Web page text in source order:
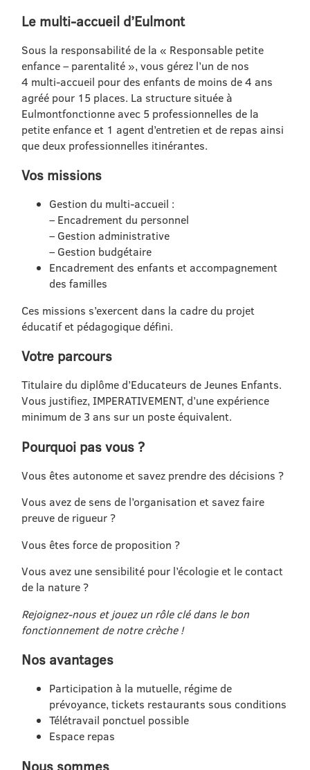
Le multi-accueil d’Eulmont
Sous la responsabilité de la « Responsable petite
enfance – parentalité », vous gérez l’un de nos
4 multi-accueil pour des enfants de moins de 4 ans
agréé pour 15 places. La structure située à
Eulmontfonctionne avec 5 professionnelles de la
petite enfance et 1 agent d’entretien et de repas ainsi
que deux professionnelles itinérantes.
Vos missions
Gestion du multi-accueil :
– Encadrement du personnel
– Gestion administrative
– Gestion budgétaire
Encadrement des enfants et accompagnement
des familles
Ces missions s’exercent dans la cadre du projet
éducatif et pédagogique défini.
Votre parcours
Titulaire du diplôme d’Educateurs de Jeunes Enfants.
Vous justifiez, IMPERATIVEMENT, d’une expérience
minimum de 3 ans sur un poste équivalent.
Pourquoi pas vous ?
Vous êtes autonome et savez prendre des décisions ?
Vous avez de sens de l’organisation et savez faire
preuve de rigueur ?
Vous êtes force de proposition ?
Vous avez une sensibilité pour l’écologie et le contact
de la nature ?
Rejoignez-nous et jouez un rôle clé dans le bon
fonctionnement de notre crèche !
Nos avantages
Participation à la mutuelle, régime de
prévoyance, tickets restaurants sous conditions
Télétravail ponctuel possible
Espace repas
Nous sommes